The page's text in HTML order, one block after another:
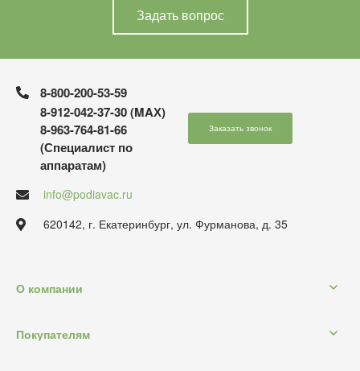
Задать вопрос
8-800-200-53-59
8-912-042-37-30 (MAХ)
8-963-764-81-66
(Специалист по
аппаратам)
Заказать звонок
info@podiavac.ru
620142, г. Екатеринбург, ул. Фурманова, д. 35
О компании
Покупателям